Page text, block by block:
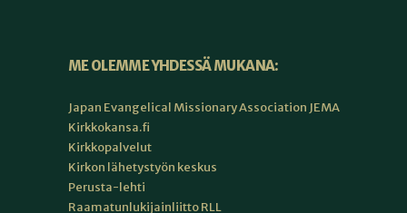
ME OLEMME YHDESSÄ MUKANA:
Japan Evangelical Missionary Association JEMA
Kirkkokansa.fi
Kirkkopalvelut
Kirkon lähetystyön keskus
Perusta-lehti
Raamatunlukijainliitto RLL